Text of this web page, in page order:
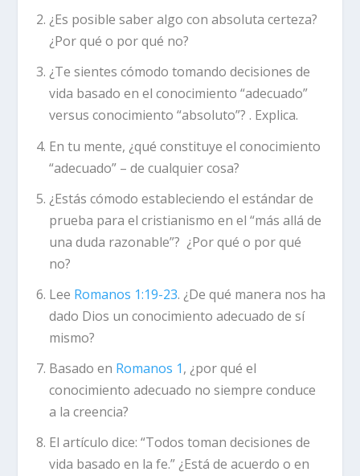
¿Es posible saber algo con absoluta certeza?
¿Por qué o por qué no?
¿Te sientes cómodo tomando decisiones de
vida basado en el conocimiento “adecuado”
versus conocimiento “absoluto”? . Explica.
En tu mente, ¿qué constituye el conocimiento
“adecuado” – de cualquier cosa?
¿Estás cómodo estableciendo el estándar de
prueba para el cristianismo en el “más allá de
una duda razonable”? ¿Por qué o por qué
no?
Lee Romanos 1:19-23. ¿De qué manera nos ha
dado Dios un conocimiento adecuado de sí
mismo?
Basado en Romanos 1, ¿por qué el
conocimiento adecuado no siempre conduce
a la creencia?
El artículo dice: “Todos toman decisiones de
vida basado en la fe.” ¿Está de acuerdo o en